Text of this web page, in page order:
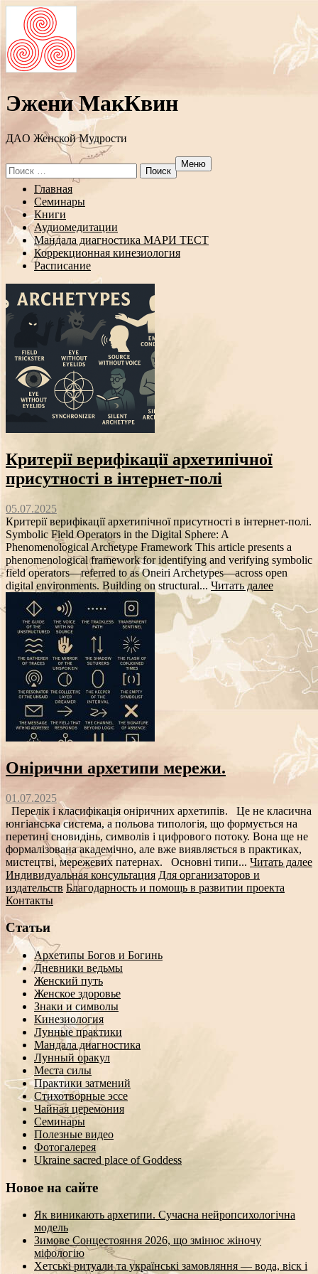
Эжени МакКвин
ДAO Женской Мудрости
Search
for:
Меню
Перейти
содержанию
Главная
Семинары
Книги
Аудиомедитации
Мандала диагностика МАРИ ТЕСТ
Коррекционная кинезиология
Расписание
Критерії верифікації архетипічної
присутності в інтернет-полі
05.07.2025
Критерії верифікації архетипічної присутності в інтернет-полі.
Symbolic Field Operators in the Digital Sphere: A
Phenomenological Archetype Framework This article presents a
phenomenological framework for identifying and verifying symbolic
field operators—referred to as Oneiri Archetypes—across open
digital environments. Building on structural... Читать далее
Онірични архетипи мережи.
01.07.2025
Перелік і класифікація оніричних архетипів. Це не класична
юнгіанська система, а польова типологія, що формується на
перетині сновидінь, символів і цифрового потоку. Вона ще не
формалізована академічно, але вже виявляється в практиках,
мистецтві, мережевих патернах. Основні типи... Читать далее
Индивидуальная консультация Для организаторов и
издательств Благодарность и помощь в развитии проекта
Контакты
Статьи
Архетипы Богов и Богинь
Дневники ведьмы
Женский путь
Женское здоровье
Знаки и символы
Кинезиология
Лунные практики
Мандала диагностика
Лунный оракул
Места силы
Практики затмений
Стихотворные эссе
Чайная церемония
Семинары
Полезные видео
Фотогалерея
Ukraine sacred place of Goddess
Новое на сайте
Як виникають архетипи. Сучасна нейропсихологічна
модель
Зимове Сонцестояння 2026, що змінює жіночу
міфологію
Хетські ритуали та українські замовляння — вода, віск і